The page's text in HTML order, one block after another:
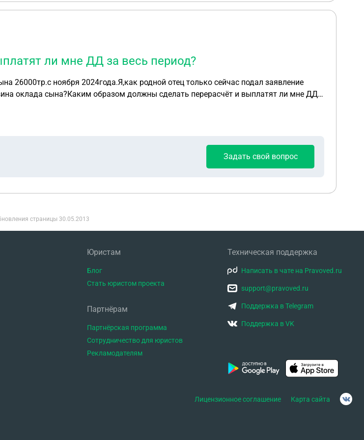
ли мне ДД за весь период?
26000тр.с ноября 2024года.Я,как родной отец только сейчас подал заявление
оклада сына?Каким образом должны сделать перерасчёт и выплатят ли мне ДД
Задать свой вопрос
страницы 30.05.2013
Юристам
Блог
Стать юристом проекта
Партнёрам
Партнёрская программа
Сотрудничество для юристов
Рекламодателям
Техническая поддержка
Написать в чате на Pravoved.ru
support@pravoved.ru
Поддержка в Telegram
Поддержка в VK
Лицензионное соглашение Карта сайта